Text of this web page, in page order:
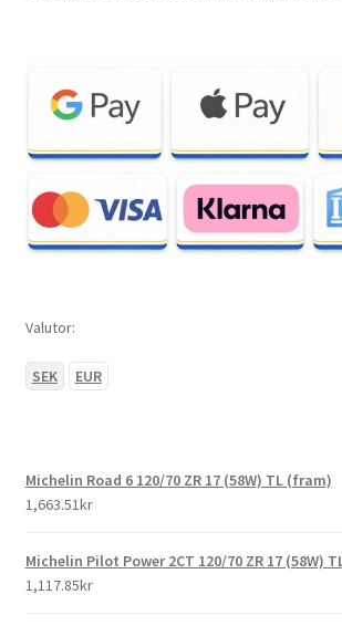
Valutor:
SEK EUR
Michelin Road 6 120/70 ZR 17 (58W) TL (fram)
1,663.51kr
Michelin Pilot Power 2CT 120/70 ZR 17 (58W)
1,117.85kr